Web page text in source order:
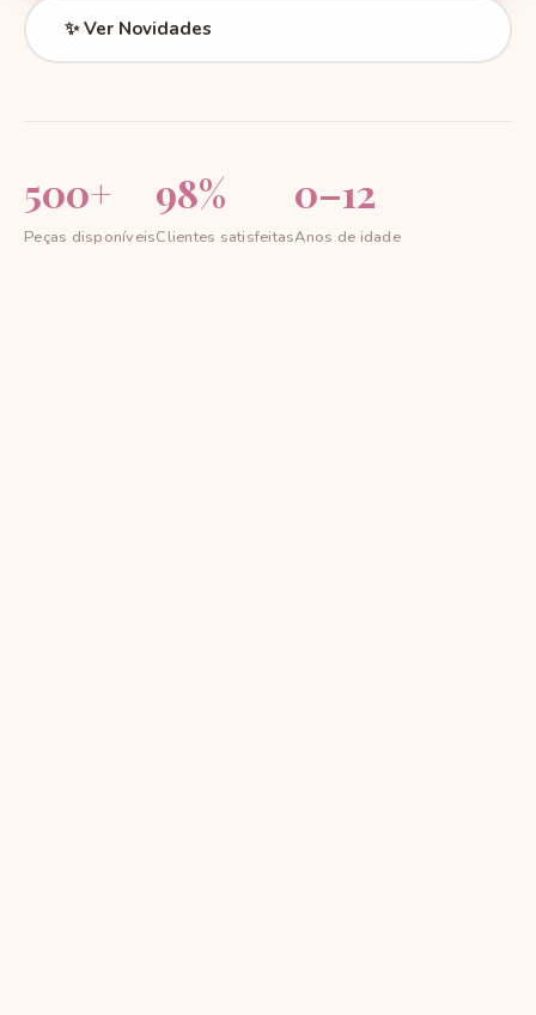
✨ Ver Novidades
500+
Peças disponíveis
98%
Clientes satisfeitas
0–12
Anos de idade